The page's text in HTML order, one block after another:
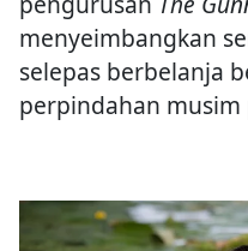
menyeimbangkan
selepas berbelanja
perpindahan musim